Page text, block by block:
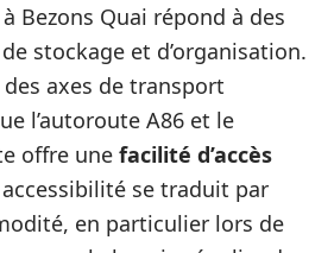
à Bezons Quai répond à des
stockage et d’organisation.
axes de transport
l’autoroute A86 et le
offre une facilité d’accès
se traduit par
en particulier lors de